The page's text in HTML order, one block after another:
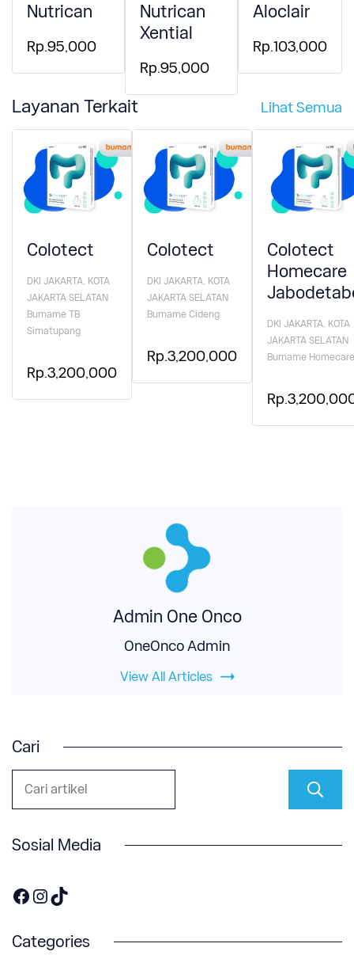
Nutrican
Rp.95,000
Nutrican
Xential
Rp.95,000
Aloclair
Rp.103,000
Layanan Terkait Lihat Semua
Colotect
DKI JAKARTA, KOTA
JAKARTA SELATAN
Bumame TB
Simatupang
Rp.3,200,000
Colotect
DKI JAKARTA, KOTA
JAKARTA SELATAN
Bumame Cideng
Rp.3,200,000
Colotect
Homecare
DKI JAKARTA, KOTA
JAKARTA SELATAN
Bumame Homecare
Admin One Onco
OneOnco Admin
View All Articles
Cari
Sosial Media
https://www.facebook.com/OneOnco-104876148400857
https://www.instagram.com/accounts/login/?next=/one.onco/
TikTok
Categories